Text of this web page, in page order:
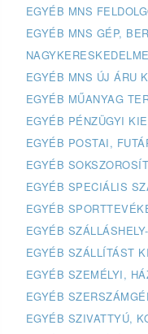
EGYÉB MNS
EGYÉB MNS GÉP,
NAGYKERESKEDELME
EGYÉB MNS ÚJ ÁRU
EGYÉB MŰANYAG
EGYÉB PÉNZÜGYI
EGYÉB POSTAI,
EGYÉB
EGYÉB SPECIÁLIS
EGYÉB
EGYÉB
EGYÉB SZÁLLÍTÁST
EGYÉB SZEMÉLYI,
EGYÉB
EGYÉB SZIVATTYÚ,